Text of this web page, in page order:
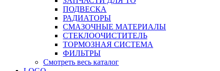
ПОДВЕСКА
РАДИАТОРЫ
СМАЗОЧНЫЕ МАТЕРИАЛЫ
СТЕКЛООЧИСТИТЕЛЬ
ТОРМОЗНАЯ СИСТЕМА
ФИЛЬТРЫ
Смотреть весь каталог